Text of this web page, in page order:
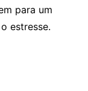
para um
estresse.